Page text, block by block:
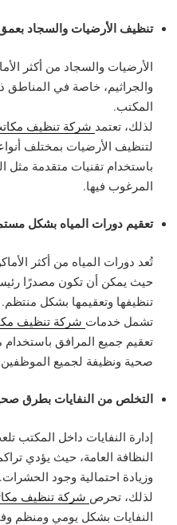
تنظيف الأرضيات والسجاد
الأرضيات والسجاد من أكثر
والجراثيم، خاصة في المناطق
المكتب.
لذلك، تعتمد شركة تنظيف
لتنظيف الأرضيات بمختلف
باستخدام تقنيات متقدمة مثل
المرغوب فيها.
تعقيم دورات المياه بشكل
تُعد دورات المياه من أكثر
حيث يمكن أن تكون مصدرًا رئيسيًا
تنظيفها وتعقيمها بشكل منتظم.
تشمل خدمات شركة تنظيف
تعقيم جميع المرافق باستخدام
صحية ونظيفة لجميع
التخلص من النفايات بطرق
إدارة النفايات داخل المكتب
النظافة العامة، حيث يؤدي
وزيادة احتمالية وجود الحشرات.
لذلك، تحرص شركة تنظيف
النفايات بشكل يومي ومنظم